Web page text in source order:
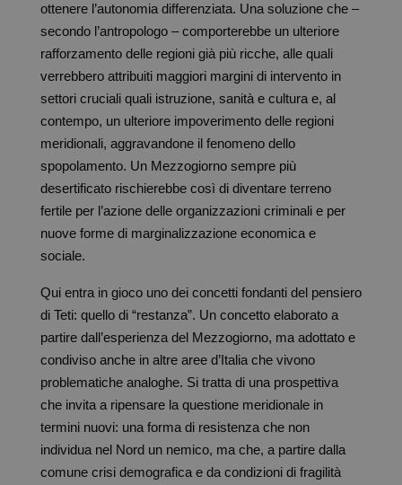
ottenere l’autonomia differenziata. Una soluzione che –
secondo l’antropologo – comporterebbe un ulteriore
rafforzamento delle regioni già più ricche, alle quali
verrebbero attribuiti maggiori margini di intervento in
settori cruciali quali istruzione, sanità e cultura e, al
contempo, un ulteriore impoverimento delle regioni
meridionali, aggravandone il fenomeno dello
spopolamento. Un Mezzogiorno sempre più
desertificato rischierebbe così di diventare terreno
fertile per l’azione delle organizzazioni criminali e per
nuove forme di marginalizzazione economica e
sociale.
Qui entra in gioco uno dei concetti fondanti del pensiero
di Teti: quello di “restanza”. Un concetto elaborato a
partire dall’esperienza del Mezzogiorno, ma adottato e
condiviso anche in altre aree d’Italia che vivono
problematiche analoghe. Si tratta di una prospettiva
che invita a ripensare la questione meridionale in
termini nuovi: una forma di resistenza che non
individua nel Nord un nemico, ma che, a partire dalla
comune crisi demografica e da condizioni di fragilità